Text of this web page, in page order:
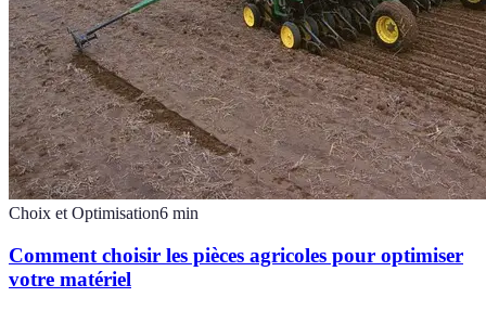
Choix et Optimisation6 min
Comment choisir les pièces agricoles pour optimiser
votre matériel